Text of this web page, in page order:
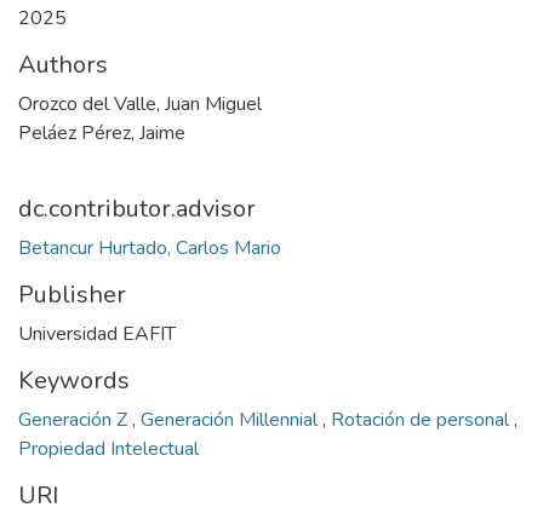
2025
Authors
Orozco del Valle, Juan Miguel
Peláez Pérez, Jaime
dc.contributor.advisor
Betancur Hurtado, Carlos Mario
Publisher
Universidad EAFIT
Keywords
Generación Z, Generación Millennial, Rotación de personal,
Propiedad Intelectual
URI